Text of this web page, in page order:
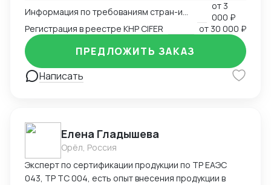
Меркурий, Цербер. Аттестация предприятия для
экспорта.
от 3
000 ₽
Регистрация в реестре КНР CIFER
от 30 000 ₽
Написать
ПРЕДЛОЖИТЬ ЗАКАЗ
Елена Гладышева
Орёл, Россия
Эксперт по сертификации продукции по ТР ЕАЭС
043, ТР ТС 004, есть опыт внесения продукции в